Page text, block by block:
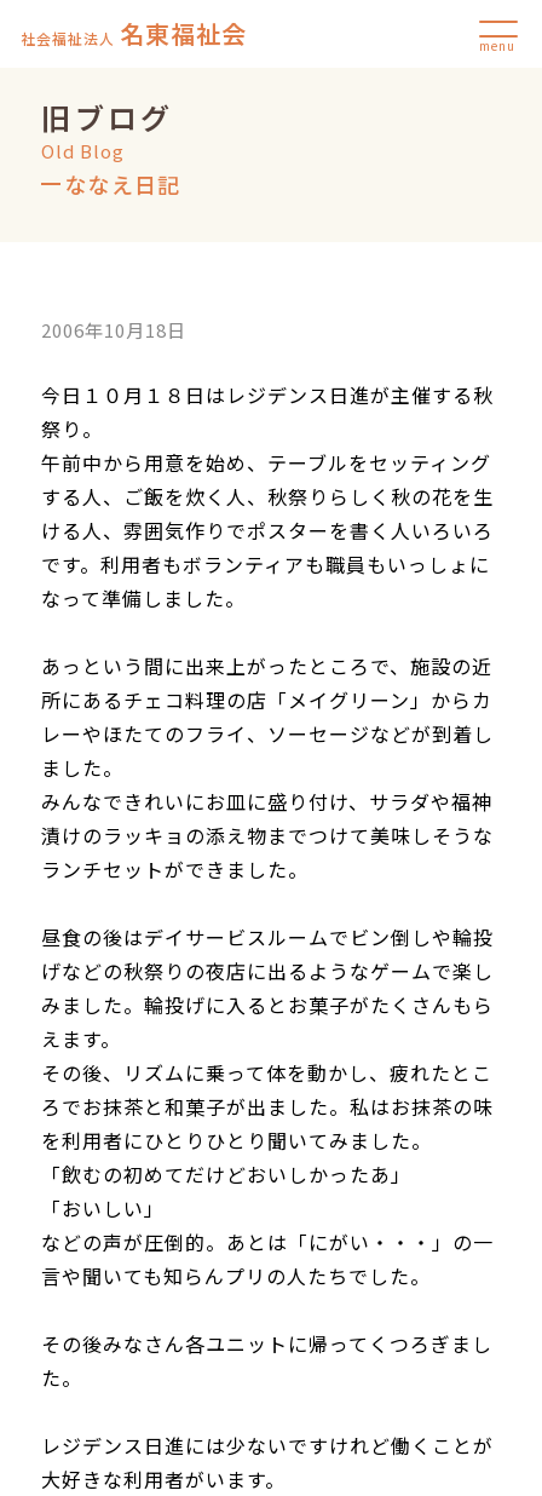
社会福祉法人 名東福祉会 menu
旧ブログ
Old Blog
ななえ日記
2006年10月18日
今日１０月１８日はレジデンス日進が主催する秋
祭り。
午前中から用意を始め、テーブルをセッティング
する人、ご飯を炊く人、秋祭りらしく秋の花を生
ける人、雰囲気作りでポスターを書く人いろいろ
です。利用者もボランティアも職員もいっしょに
なって準備しました。
あっという間に出来上がったところで、施設の近
所にあるチェコ料理の店「メイグリーン」からカ
レーやほたてのフライ、ソーセージなどが到着し
ました。
みんなできれいにお皿に盛り付け、サラダや福神
漬けのラッキョの添え物までつけて美味しそうな
ランチセットができました。
昼食の後はデイサービスルームでビン倒しや輪投
げなどの秋祭りの夜店に出るようなゲームで楽し
みました。輪投げに入るとお菓子がたくさんもら
えます。
その後、リズムに乗って体を動かし、疲れたとこ
ろでお抹茶と和菓子が出ました。私はお抹茶の味
を利用者にひとりひとり聞いてみました。
「飲むの初めてだけどおいしかったあ」
「おいしい」
などの声が圧倒的。あとは「にがい・・・」の一
言や聞いても知らんプリの人たちでした。
その後みなさん各ユニットに帰ってくつろぎまし
た。
レジデンス日進には少ないですけれど働くことが
大好きな利用者がいます。